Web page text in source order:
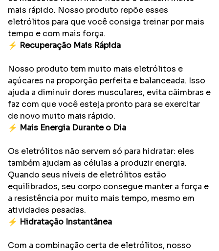
mais rápido. Nosso produto repõe esses
eletrólitos para que você consiga treinar por mais
tempo e com mais força.
⚡ Recuperação Mais Rápida
Nosso produto tem muito mais eletrólitos e
açúcares na proporção perfeita e balanceada. Isso
ajuda a diminuir dores musculares, evita câimbras e
faz com que você esteja pronto para se exercitar
de novo muito mais rápido.
⚡ Mais Energia Durante o Dia
Os eletrólitos não servem só para hidratar: eles
também ajudam as células a produzir energia.
Quando seus níveis de eletrólitos estão
equilibrados, seu corpo consegue manter a força e
a resistência por muito mais tempo, mesmo em
atividades pesadas.
⚡ Hidratação Instantânea
Com a combinação certa de eletrólitos, nosso